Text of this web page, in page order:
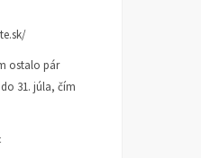
ostalo pár
31. júla, čím